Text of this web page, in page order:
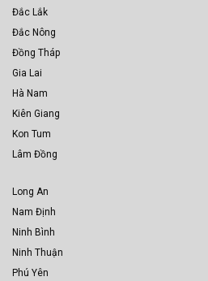
Đắc Lắk
Đắc Nông
Đồng Tháp
Gia Lai
Hà Nam
Kiên Giang
Kon Tum
Lâm Đồng
Long An
Nam Định
Ninh Bình
Ninh Thuận
Phú Yên